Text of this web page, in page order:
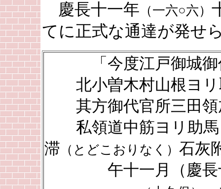
慶長十一年 （一六○六）
てに正式な通達が発せ
「今度江戸御城御作
北小曽木村山根ヨリ
其方御代官所三田領
私領道中筋ヨリ助馬
滞 （とどこおりなく） 石灰
午十一月（慶長